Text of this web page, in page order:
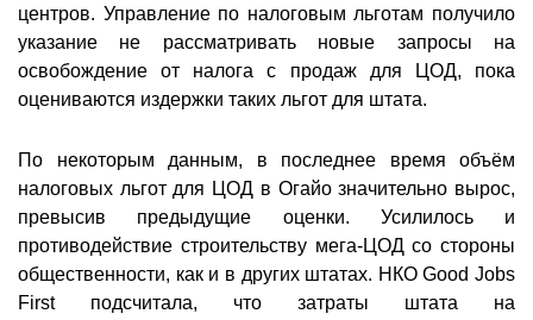
центров. Управление по налоговым льготам получило
указание не рассматривать новые запросы на
освобождение от налога с продаж для ЦОД, пока
оцениваются издержки таких льгот для штата.
По некоторым данным, в последнее время объём
налоговых льгот для ЦОД в Огайо значительно вырос,
превысив предыдущие оценки. Усилилось и
противодействие строительству мега-ЦОД со стороны
общественности, как и в других штатах. НКО Good Jobs
First подсчитала, что затраты штата на